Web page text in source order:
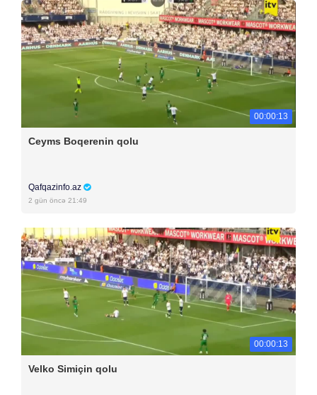
00:00:13
Ceyms Boqerenin qolu
Qafqazinfo.az
2 gün öncə 21:49
00:00:13
Velko Simiçin qolu